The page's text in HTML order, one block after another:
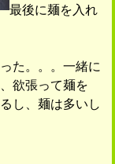
最後に麺を入れ
た。。。一緒に
欲張って麺を
し、麺は多いし